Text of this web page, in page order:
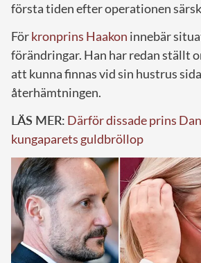
första tiden efter operationen
Förkronprins Haakon innebär
förändringar. Han har redan ställt
att kunna finnas vid sin hustrus
återhämtningen.
LÄS MER: Därför dissade prins
kungaparets guldbröllop